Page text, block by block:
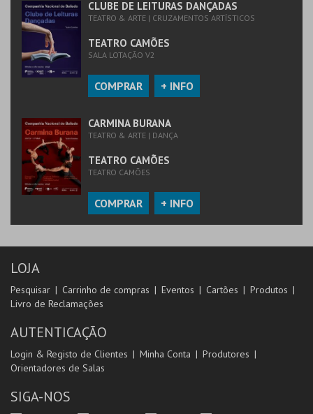
CLUBE DE LEITURAS DANÇADAS
TEATRO & ARTE | CRUZAMENTOS ARTÍSTICOS
TEATRO CAMÕES
SALA LOTAÇÃO V2
COMPRAR + INFO
CARMINA BURANA
TEATRO & ARTE | DANÇA
TEATRO CAMÕES
TEATRO CAMÕES
COMPRAR + INFO
LOJA
Pesquisar Carrinho de compras Eventos Cartões
Produtos
Livro de Reclamações
AUTENTICAÇÃO
Login & Registo de Clientes Minha Conta
Produtores
Orientadores de Salas
SIGA-NOS